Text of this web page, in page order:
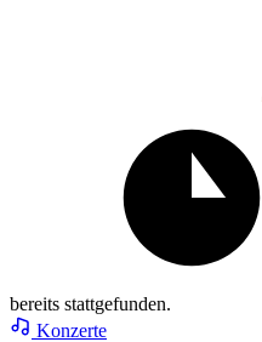
bereits stattgefunden.
Konzerte